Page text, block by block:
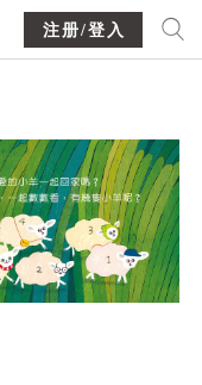
注册/登入